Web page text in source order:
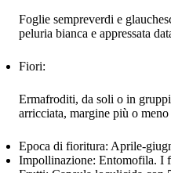
Foglie sempreverdi e
peluria bianca e appressata
Fiori:
Ermafroditi, da soli o in
arricciata, margine più o
Epoca di fioritura: Aprile-
Impollinazione: Entomofila. I